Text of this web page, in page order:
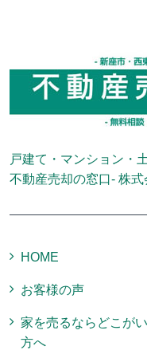
戸建て・マンション・
不動産売却の窓口- 株
HOME
お客様の声
家を売るならどこが
方へ